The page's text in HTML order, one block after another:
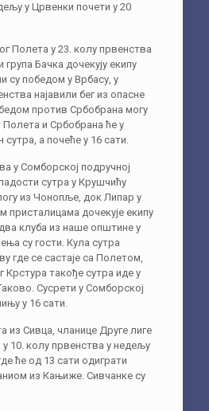
у Црвенки почети у 20
Полета у 23. колу првенства
група Бачка дочекују екипу
су победом у Врбасу, у
најавили бег из опасне
против Србобрана могу
и Србобрана ће у
сутра, а почеће у 16 сати.
у Сомборској подручној
сутра у Крушчићу
из Чонопље, док Липар у
присталицама дочекује екипу
клуба из наше општине у
су гости. Кула сутра
где се састаје са Полетом,
Крстура такође сутра иде у
Сусрети у Сомборској
у 16 сати.
из Сивца, чланице Друге лиге
у 10. колу првенства у недељу
ће од 13 сати одиграти
из Кањиже. Сивчанке су